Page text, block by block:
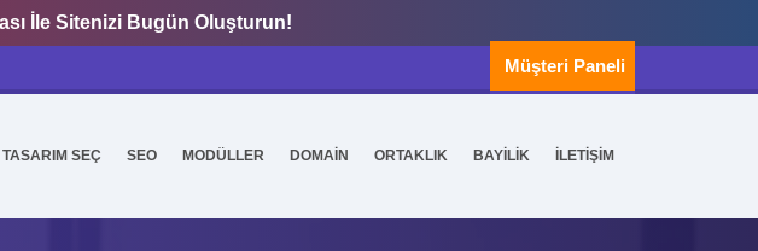
İle Sitenizi Bugün Oluşturun!
Müşteri Paneli
TASARIM SEÇ SEO MODÜLLER DOMAİN ORTAKLIK BAYİLİK İLETİŞİM